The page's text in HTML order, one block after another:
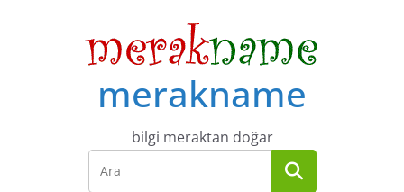
merakname
bilgi meraktan doğar